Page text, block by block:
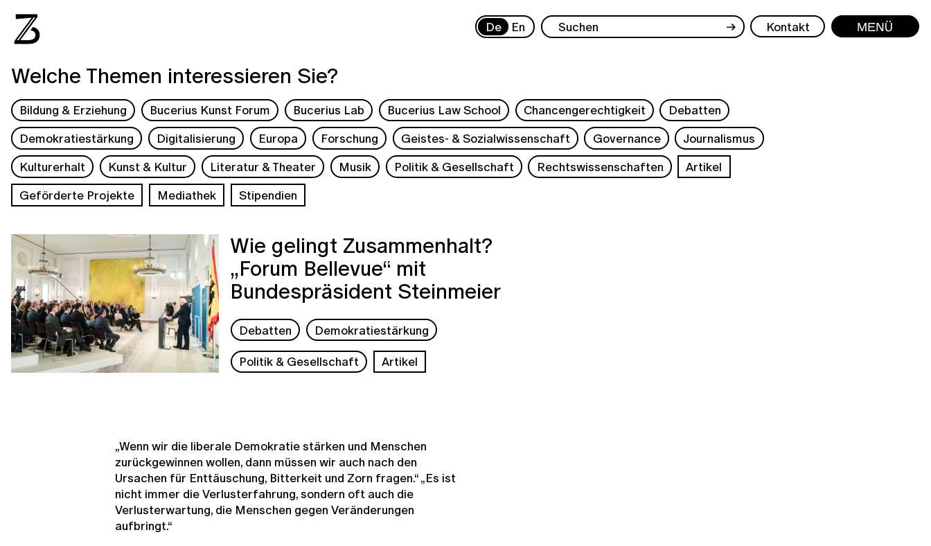
De En → Kontakt Menü
Welche Themen interessieren Sie?
Bildung & Erziehung Bucerius Kunst Forum Bucerius Lab Bucerius Law School Chancengerechtigkeit
Debatten
Demokratiestärkung
Digitalisierung Europa Forschung Geistes- & Sozialwissenschaft Governance
Journalismus
Kulturerhalt
Kunst & Kultur Literatur & Theater Musik Politik & Gesellschaft Rechtswissenschaften
Artikel
Geförderte Projekte
Mediathek Stipendien
Wie gelingt Zusammenhalt?
„Forum Bellevue“ mit
Bundespräsident Steinmeier
Debatten
Demokratiestärkung
Politik & Gesellschaft
Artikel
„Wenn wir die liberale Demokratie stärken und Menschen
zurückgewinnen wollen, dann müssen wir auch nach den
Ursachen für Enttäuschung, Bitterkeit und Zorn fragen.“ „Es ist
nicht immer die Verlusterfahrung, sondern oft auch die
Verlusterwartung, die Menschen gegen Veränderungen
aufbringt.“